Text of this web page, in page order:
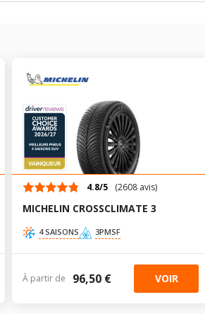
315/35R22 111 Y
265/45R21 108 Y
295/40R21 111 Y
315/35R22 111 Y
255/50R20 109 Y
285/45R20 112 Y
265/45R21 108 Y
295/40R21 111 Y
275/35R23 104 Y
4.8/5 (2608 avis)
MICHELIN CROSSCLIMATE 3
4 SAISONS 3PMSF
À partir de 96,50 € VOIR